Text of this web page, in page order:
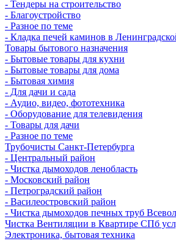
- Тендеры на строительство
- Благоустройство
- Разное по теме
- Кладка печей каминов в
Товары бытового назначения
- Бытовые товары для кухни
- Бытовые товары для дома
- Бытовая химия
- Для дачи и сада
- Аудио, видео, фототехника
- Оборудование для телевидения
- Товары для дачи
- Разное по теме
Трубочисты Санкт-Петербурга
- Центральный район
- Чистка дымоходов ленобласть
- Московский район
- Петроградский район
- Василеостровский район
- Чистка дымоходов печных труб
Чистка Вентиляции в Квартире СПб
Электроника, бытовая техника